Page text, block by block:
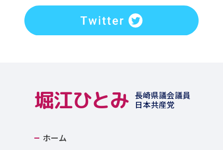
堀江ひとみ
長崎県議会議員
日本共産党
ホーム